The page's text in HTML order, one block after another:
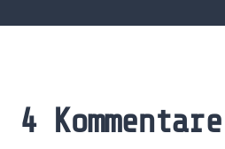
4 Kommentare